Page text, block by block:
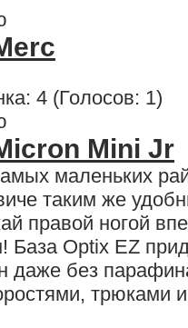
4 (Голосов: 1)
Mini Jr
маленьких
таким же
правой ногой
Optix EZ
даже без
трюками